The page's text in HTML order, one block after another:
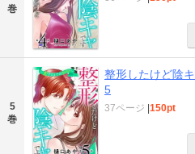
巻
5
巻
整形したけど陰
5
37ページ 150pt